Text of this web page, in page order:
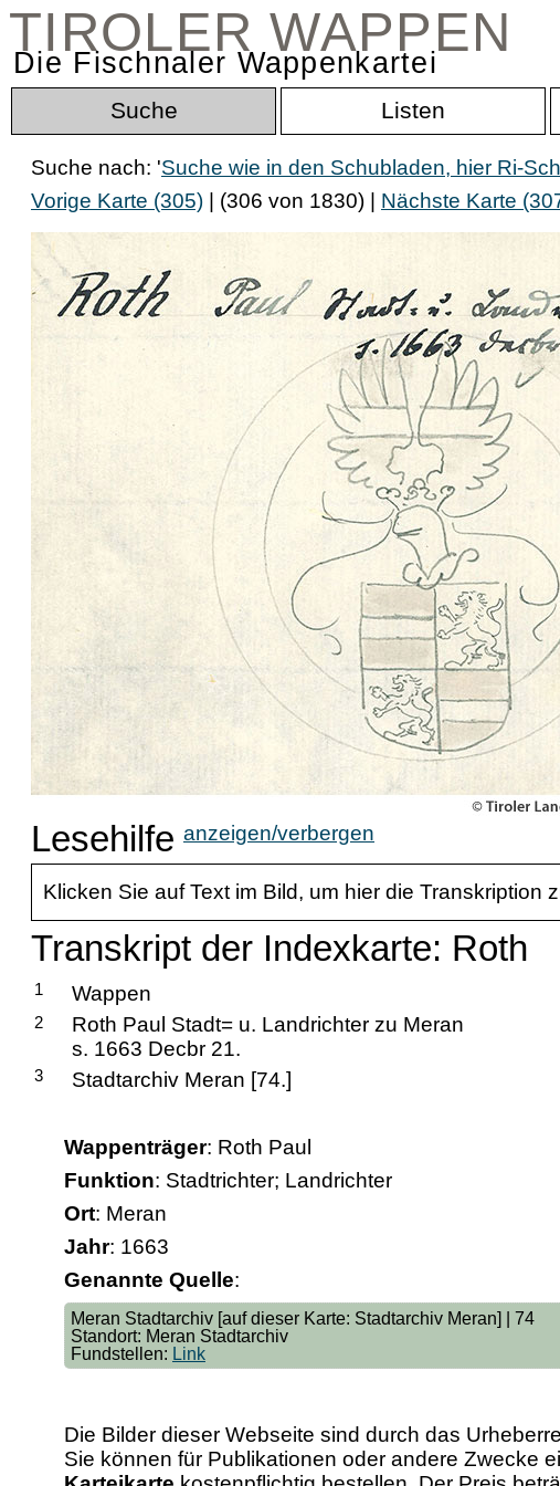
TIROLER WAPPEN
Die Fischnaler Wappenkartei
Suche Listen
Suche nach: 'Suche wie in den Schubladen, hier Ri-
Vorige Karte (305) | (306 von 1830) | Nächste Karte
Lesehilfe anzeigen/verbergen
Klicken Sie auf Text im Bild, um hier die Transkription
Transkript der Indexkarte: Roth
1 Wappen
2
Roth Paul Stadt= u. Landrichter zu Meran
s. 1663 Decbr 21.
3 Stadtarchiv Meran [74.]
Wappenträger: Roth Paul
Funktion: Stadtrichter; Landrichter
Ort: Meran
Jahr: 1663
Genannte Quelle:
Meran Stadtarchiv [auf dieser Karte: Stadtarchiv Meran] | 74
Standort: Meran Stadtarchiv
Fundstellen: Link
Die Bilder dieser Webseite sind durch das
Sie können für Publikationen oder andere Zwecke